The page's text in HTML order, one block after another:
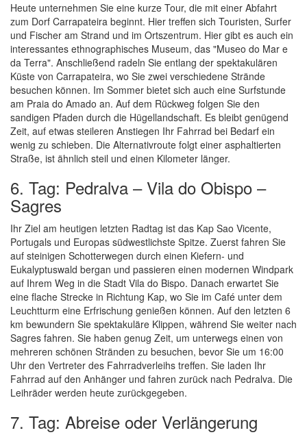
Heute unternehmen Sie eine kurze Tour, die mit einer Abfahrt
zum Dorf Carrapateira beginnt. Hier treffen sich Touristen, Surfer
und Fischer am Strand und im Ortszentrum. Hier gibt es auch ein
interessantes ethnographisches Museum, das "Museo do Mar e
da Terra". Anschließend radeln Sie entlang der spektakulären
Küste von Carrapateira, wo Sie zwei verschiedene Strände
besuchen können. Im Sommer bietet sich auch eine Surfstunde
am Praia do Amado an. Auf dem Rückweg folgen Sie den
sandigen Pfaden durch die Hügellandschaft. Es bleibt genügend
Zeit, auf etwas steileren Anstiegen Ihr Fahrrad bei Bedarf ein
wenig zu schieben. Die Alternativroute folgt einer asphaltierten
Straße, ist ähnlich steil und einen Kilometer länger.
6. Tag: Pedralva – Vila do Obispo –
Sagres
Ihr Ziel am heutigen letzten Radtag ist das Kap Sao Vicente,
Portugals und Europas südwestlichste Spitze. Zuerst fahren Sie
auf steinigen Schotterwegen durch einen Kiefern- und
Eukalyptuswald bergan und passieren einen modernen Windpark
auf Ihrem Weg in die Stadt Vila do Bispo. Danach erwartet Sie
eine flache Strecke in Richtung Kap, wo Sie im Café unter dem
Leuchtturm eine Erfrischung genießen können. Auf den letzten 6
km bewundern Sie spektakuläre Klippen, während Sie weiter nach
Sagres fahren. Sie haben genug Zeit, um unterwegs einen von
mehreren schönen Stränden zu besuchen, bevor Sie um 16:00
Uhr den Vertreter des Fahrradverleihs treffen. Sie laden Ihr
Fahrrad auf den Anhänger und fahren zurück nach Pedralva. Die
Leihräder werden heute zurückgegeben.
7. Tag: Abreise oder Verlängerung